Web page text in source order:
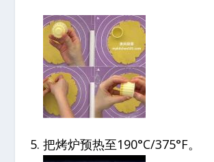
把烤炉预热至190°C/375°F。